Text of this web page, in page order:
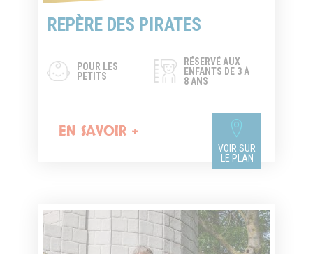
REPÈRE DES PIRATES
POUR LES
PETITS
RÉSERVÉ AUX
ENFANTS DE 3 À
8 ANS
EN SAVOIR +
VOIR SUR
LE PLAN